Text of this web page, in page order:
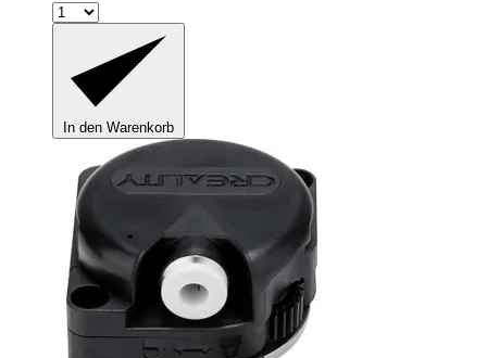
In den Warenkorb